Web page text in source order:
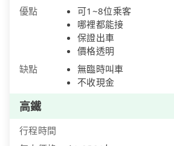
優點
可1~8位乘客
哪裡都能接
保證出車
價格透明
缺點
無臨時叫車
不收現金
高鐵
行程時間